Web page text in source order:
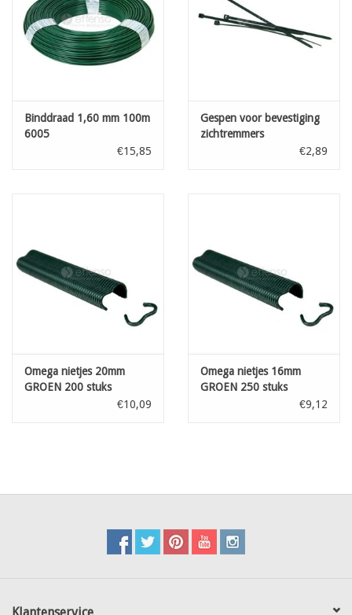
Binddraad 1,60 mm 100m
6005
€15,85
Gespen voor bevestiging
zichtremmers
Donkergroen L: 100 mm
€2,89
Omega nietjes 20mm
GROEN 200 stuks
€10,09
Omega nietjes 16mm
GROEN 250 stuks
€9,12
Klantenservice